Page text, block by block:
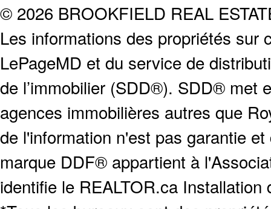
© 2026 BROOKFIELD REAL
Les informations des propriétés sur
LePageMD et du service de
de l’immobilier (SDD®). SDD® met
agences immobilières autres que
de l'information n'est pas garantie
marque DDF® appartient à
identifie le REALTOR.ca